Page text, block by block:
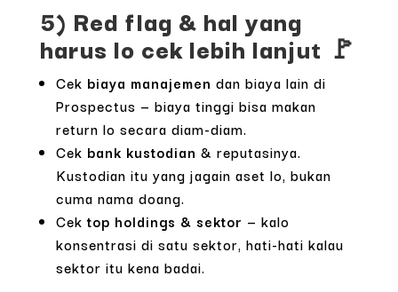
5) Red flag & hal yang
harus lo cek lebih lanjut 🚩
Cek biaya manajemen dan biaya lain di
Prospectus — biaya tinggi bisa makan
return lo secara diam-diam.
Cek bank kustodian & reputasinya.
Kustodian itu yang jagain aset lo, bukan
cuma nama doang.
Cektop holdings & sektor — kalo
konsentrasi di satu sektor, hati-hati kalau
sektor itu kena badai.